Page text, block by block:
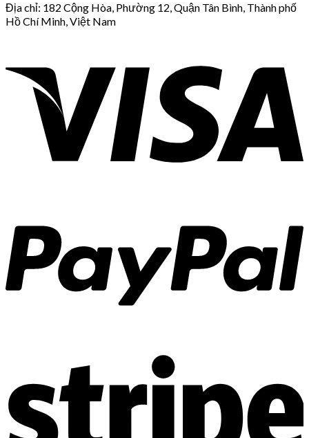
Địa chỉ: 182 Cộng Hòa, Phường 12, Quận Tân Bình, Thành phố
Hồ Chí Minh, Việt Nam